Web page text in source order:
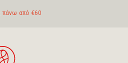
από €60